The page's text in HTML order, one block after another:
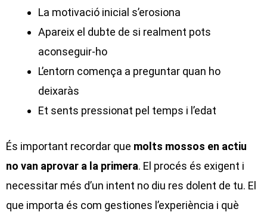
La motivació inicial s’erosiona
Apareix el dubte de si realment pots
aconseguir-ho
L’entorn comença a preguntar quan ho
deixaràs
Et sents pressionat pel temps i l’edat
És important recordar que molts mossos en actiu
no van aprovar a la primera. El procés és exigent i
necessitar més d’un intent no diu res dolent de tu. El
que importa és com gestiones l’experiència i què